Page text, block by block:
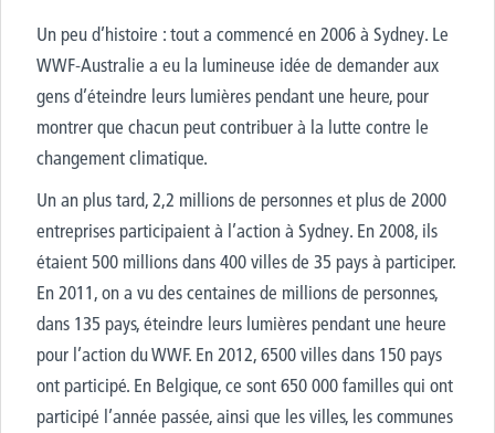
Un peu d’histoire : tout a commencé en 2006 à Sydney. Le
WWF-Australie a eu la lumineuse idée de demander aux
gens d’éteindre leurs lumières pendant une heure, pour
montrer que chacun peut contribuer à la lutte contre le
changement climatique.
Un an plus tard, 2,2 millions de personnes et plus de 2000
entreprises participaient à l’action à Sydney. En 2008, ils
étaient 500 millions dans 400 villes de 35 pays à participer.
En 2011, on a vu des centaines de millions de personnes,
dans 135 pays, éteindre leurs lumières pendant une heure
pour l’action du WWF. En 2012, 6500 villes dans 150 pays
ont participé. En Belgique, ce sont 650 000 familles qui ont
participé l’année passée, ainsi que les villes, les communes